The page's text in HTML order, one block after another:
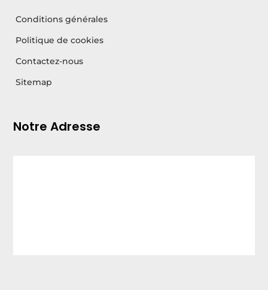
Conditions générales
Politique de cookies
Contactez-nous
Sitemap
Notre Adresse